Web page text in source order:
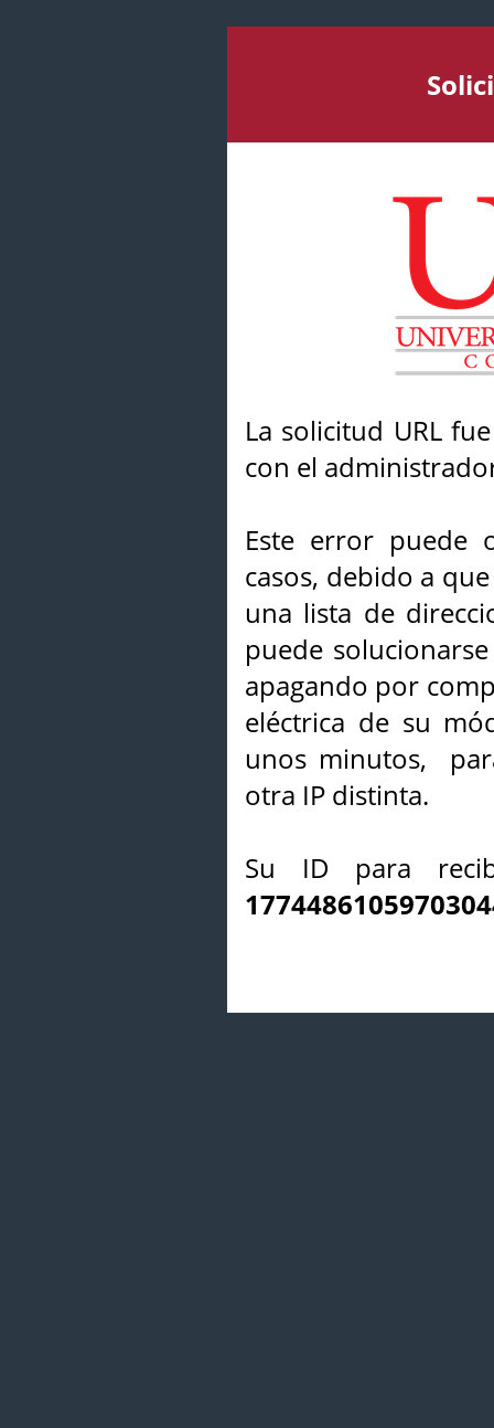
La solicitud URL
con el
Este error puede
casos, debido a
una lista de
puede
apagando por
eléctrica de su
unos minutos,
otra IP distinta.
Su ID para